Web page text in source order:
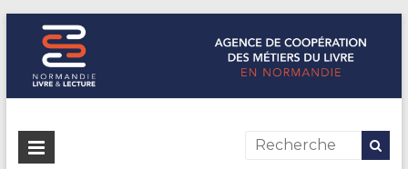
Normandie Livre & Lecture
L'agence de coopération des métiers du livre en Normandie